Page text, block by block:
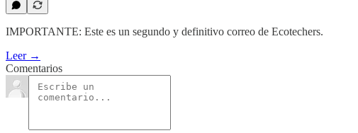
IMPORTANTE: Este es un segundo y definitivo correo de Ecotechers.
Leer →
Comentarios